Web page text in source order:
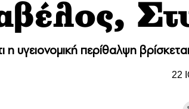
η υγειονομική περίθαλψη
22